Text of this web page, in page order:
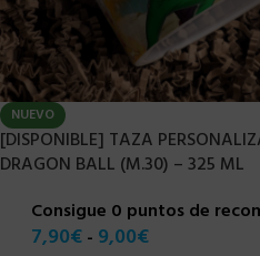
NUEVO
[DISPONIBLE] TAZA
DRAGON BALL (M.30) – 325 ML
Consigue 0 puntos de
7,90€- 9,00€